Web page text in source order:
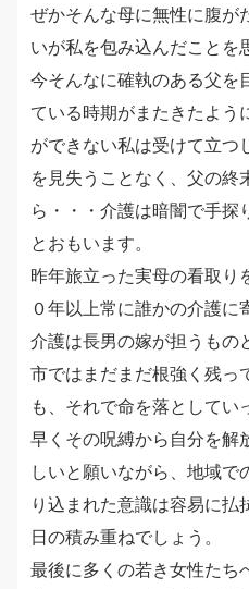
ぜかそんな母に無性に腹が
いが私を包み込んだことを
今そんなに確執のある父を
ている時期がまたきたよう
ができない私は受けて立つ
を見失うことなく、父の終
ら・・・介護は暗闇で手探
とおもいます。
昨年旅立った実母の看取り
０年以上常に誰かの介護に
介護は長男の嫁が担うもの
市ではまだまだ根強く残っ
も、それで命を落としてい
早くその呪縛から自分を解
しいと願いながら、地域で
り込まれた意識は容易に払
日の積み重ねでしょう。
最後に多くの若き女性たち